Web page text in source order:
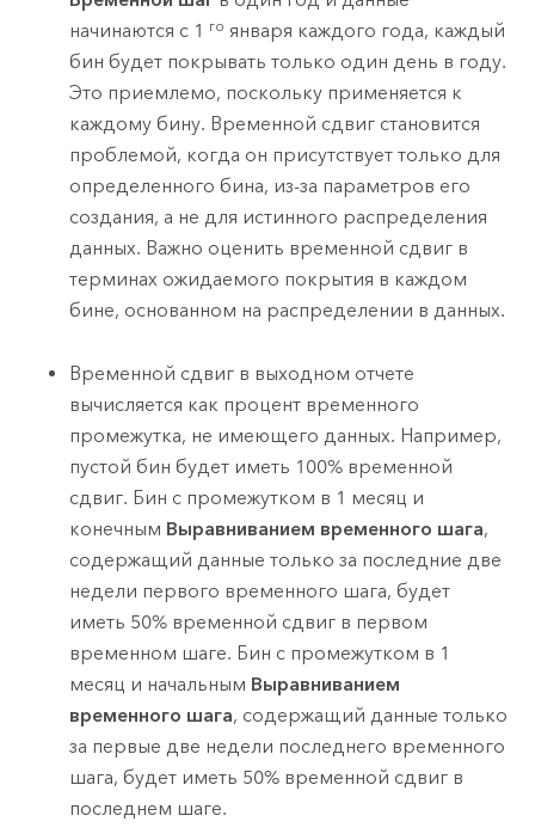
начинаются с 1 го января каждого года, каждый
бин будет покрывать только один день в году.
Это приемлемо, поскольку применяется к
каждому бину. Временной сдвиг становится
проблемой, когда он присутствует только для
определенного бина, из-за параметров его
создания, а не для истинного распределения
данных. Важно оценить временной сдвиг в
терминах ожидаемого покрытия в каждом
бине, основанном на распределении в данных.
Временной сдвиг в выходном отчете
вычисляется как процент временного
промежутка, не имеющего данных. Например,
пустой бин будет иметь 100% временной
сдвиг. Бин с промежутком в 1 месяц и
конечным Выравниванием временного шага,
содержащий данные только за последние две
недели первого временного шага, будет
иметь 50% временной сдвиг в первом
временном шаге. Бин с промежутком в 1
месяц и начальным Выравниванием
временного шага, содержащий данные только
за первые две недели последнего временного
шага, будет иметь 50% временной сдвиг в
последнем шаге.